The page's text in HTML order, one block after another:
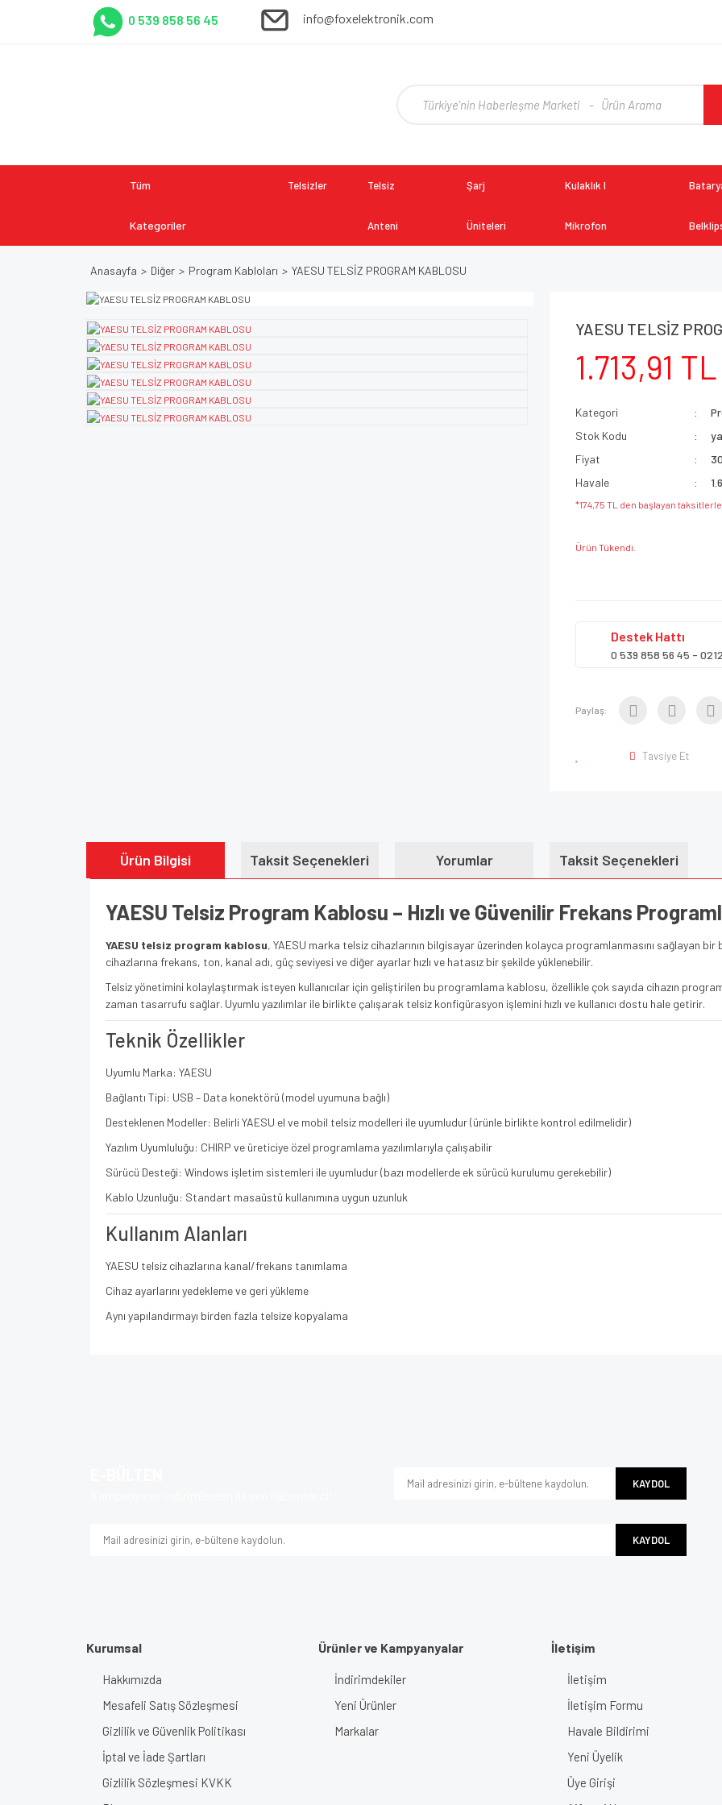
0 539 858 56 45 info@foxelektronik.com
Tüm
Kategoriler
Telsizler Telsiz
Anteni
Şarj
Üniteleri
Kulaklık I
Mikrofon
Anasayfa Diğer Program Kabloları YAESU TELSİZ PROGRAM KABLOSU
YAESU TELSİZ
1.713,91 TL
Kategori
Stok Kodu
Fiyat
Havale
*174,75 TL den başlayan
Ürün Tükendi.
Destek Hattı
0 539 858 56 45 -
Paylaş:
Tavsiye Et
Ürün Bilgisi Taksit Seçenekleri Yorumlar Taksit Seçenekleri
YAESU Telsiz Program Kablosu – Hızlı ve Güvenilir Frekans
YAESU telsiz program kablosu, YAESU marka telsiz cihazlarının bilgisayar üzerinden kolayca programlanmasını sağlayan
cihazlarına frekans, ton, kanal adı, güç seviyesi ve diğer ayarlar hızlı ve hatasız bir şekilde yüklenebilir.
Telsiz yönetimini kolaylaştırmak isteyen kullanıcılar için geliştirilen bu programlama kablosu, özellikle çok sayıda cihazın
zaman tasarrufu sağlar. Uyumlu yazılımlar ile birlikte çalışarak telsiz konfigürasyon işlemini hızlı ve kullanıcı dostu hale getirir.
Teknik Özellikler
Uyumlu Marka: YAESU
Bağlantı Tipi: USB – Data konektörü (model uyumuna bağlı)
Desteklenen Modeller: Belirli YAESU el ve mobil telsiz modelleri ile uyumludur (ürünle birlikte kontrol edilmelidir)
Yazılım Uyumluluğu: CHIRP ve üreticiye özel programlama yazılımlarıyla çalışabilir
Sürücü Desteği: Windows işletim sistemleri ile uyumludur (bazı modellerde ek sürücü kurulumu gerekebilir)
Kablo Uzunluğu: Standart masaüstü kullanımına uygun uzunluk
Kullanım Alanları
YAESU telsiz cihazlarına kanal/frekans tanımlama
Cihaz ayarlarını yedekleme ve geri yükleme
Aynı yapılandırmayı birden fazla telsize kopyalama
Bu ürüne benzer farklı alternatifler olmalı.
Gönder
KAYDOL
KAYDOL
Kurumsal
Hakkımızda
Mesafeli Satış Sözleşmesi
Gizlilik ve Güvenlik Politikası
İptal ve İade Şartları
Gizlilik Sözleşmesi KVKK
Ürünler ve Kampyanyalar
İndirimdekiler
Yeni Ürünler
Markalar
İletişim
İletişim
İletişim Formu
Havale Bildirimi
Yeni Üyelik
Üye Girişi